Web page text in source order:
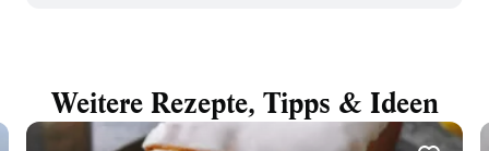
Weitere Rezepte, Tipps & Ideen